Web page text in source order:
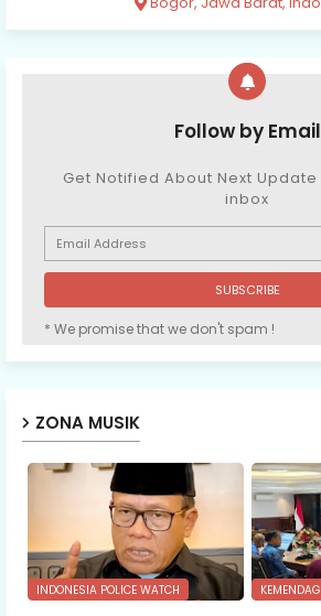
Follow by Email
Get Notified About Next
inbox
* We promise that we don't spam !
ZONA MUSIK
INDONESIA POLICE WATCH